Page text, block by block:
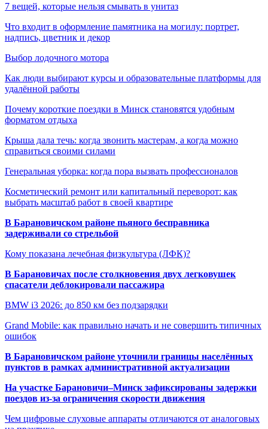
7 вещей, которые нельзя смывать в унитаз
Что входит в оформление памятника на могилу: портрет,
надпись, цветник и декор
Выбор лодочного мотора
Как люди выбирают курсы и образовательные платформы для
удалённой работы
Почему короткие поездки в Минск становятся удобным
форматом отдыха
Крыша дала течь: когда звонить мастерам, а когда можно
справиться своими силами
Генеральная уборка: когда пора вызвать профессионалов
Косметический ремонт или капитальный переворот: как
выбрать масштаб работ в своей квартире
В Барановичском районе пьяного бесправника
задерживали со стрельбой
Кому показана лечебная физкультура (ЛФК)?
В Барановичах после столкновения двух легковушек
спасатели деблокировали пассажира
BMW i3 2026: до 850 км без подзарядки
Grand Mobile: как правильно начать и не совершить типичных
ошибок
В Барановичском районе уточнили границы населённых
пунктов в рамках административной актуализации
На участке Барановичи–Минск зафиксированы задержки
поездов из-за ограничения скорости движения
Чем цифровые слуховые аппараты отличаются от аналоговых